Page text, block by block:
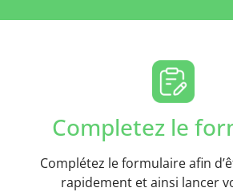
Completez le
Complétez le formulaire afin
rapidement et ainsi lancer